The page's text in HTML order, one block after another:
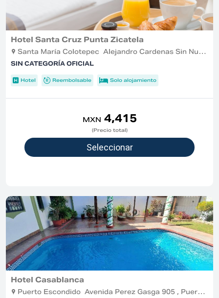
Hotel Santa Cruz Punta Zicatela
Santa María Colotepec Alejandro Cardenas Sin Numero , Santa María Colotepec
SIN CATEGORÍA OFICIAL
Hotel Reembolsable Solo alojamiento
MXN 4,415
(Precio total)
Hotel Casablanca
Puerto Escondido Avenida Perez Gasga 905 , Puerto Escondido